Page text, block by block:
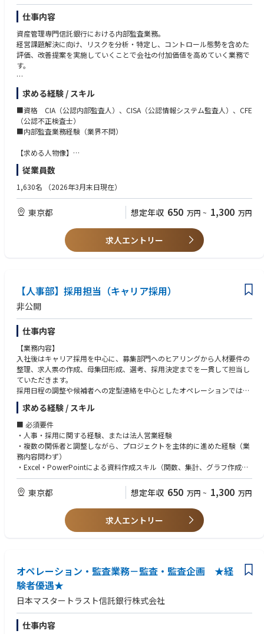
ワークライフバランスの実現に向けて、ライブウィークと呼ぶ「半期毎の
5営業日連続休暇」取得を強く奨励し、加えて効率的・魅力的な職場作り
でいます。
仕事内容
資産管理専門信託銀行における内部監査業務。
経営課題解決に向け、リスクを分析・特定し、コントロール態勢を含めた
評価、改善提案を実施していくことで会社の付加価値を高めていく業務で
す。
【業務内容】
・部署単位、リスク単位でのモニタリングや内部監査の実施
・監査品質の維持・向上に向けた企画・推進、監査結果の経営宛報告とり
まとめなど
・内部監査部 （12名が在籍しています）
ます。
・平常時で60％（平均/月）以上のリモートワークを行っています。
求める経験 / スキル
■資格 CIA（公認内部監査人）、CISA（公認情報システム監査人）、CFE
（公認不正検査士）
■内部監査業務経験（業界不問）
【求める人物像】
■内部監査人として公正不偏の態度で業務に従事できる方
■様々な情報の収集・分析により組織の課題を見つけ、改善提言ができる
方
りながら合意形成を図れる方
■困難な状況においても、常に最善策を求め、目標の達成に向けて最後ま
で粘り強く遂行できる方
■組織に主体的に関与し、組織課題の解決に貢献するとともに、組織の力
を向上させられる方 （業務と人材のマネジメント力）
従業員数
1,630名 （2026年3月末日現在）
東京都 想定年収 650 万円 ~ 1,300 万円
求人エントリー
【人事部】採用担当（キャリア採用）
非公開
仕事内容
【業務内容】
入社後はキャリア採用を中心に、募集部門へのヒアリングから人材要件の
整理、求人票の作成、母集団形成、選考、採用決定までを一貫して担当し
ていただきます。
採用日程の調整や候補者への定型連絡を中心としたオペレーションではな
く、各部門の採用課題を捉え、採用決定に必要な施策を企画・実行する役
割です。
●採用ニーズの把握・人材要件の整理
●求人票の企画・作成
●採用手法・母集団形成施策の企画
●選考プロセスの設計・推進
●採用活動の分析・改善
【ポジションの特徴】
「どのような人材を採用するか」に加えて、「なぜその人材が必要なの
か」「採用した人材に何を担ってもらうのか」まで掘り下げ、人材要件、
す。
少数精鋭のため、採用方針の戦略策定からその推進まで一気通貫で横断的
に携わることができます。
【キャリアパス・成長機会】
求める経験 / スキル
■ 必須要件
・人事・採用に関する経験、または法人営業経験
・複数の関係者と調整しながら、プロジェクトを主体的に進めた経験（業
務内容問わず）
・Excel・PowerPointによる資料作成スキル（関数、集計、グラフ作成レ
ベル）
■ 歓迎要件
・人材要件の整理から採用決定まで一貫してキャリア採用を担当した勤務
・人材紹介、求人媒体、ダイレクトリクルーティング等に関連した勤務経
・金融機関または金融業界での勤務経験
東京都 想定年収 650 万円 ~ 1,300 万円
求人エントリー
オペレーション・監査業務－監査・監査企画 ★経
験者優遇★
日本マスタートラスト信託銀行株式会社
仕事内容